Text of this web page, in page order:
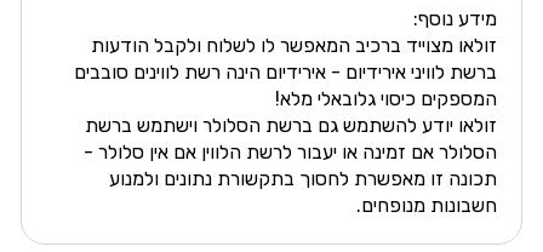
מידע נוסף:
זולאו מצוייד ברכיב המאפשר לו לשלוח ולקבל הודעות
ברשת לוויני אירידיום - אירידיום הינה רשת לווינים סובבים
המספקים כיסוי גלובאלי מלא!
זולאו יודע להשתמש גם ברשת הסלולר וישתמש ברשת
הסלולר אם זמינה או יעבור לרשת הלווין אם אין סלולר -
תכונה זו מאפשרת לחסוך בתקשורת נתונים ולמנוע
חשבונות מנופחים.